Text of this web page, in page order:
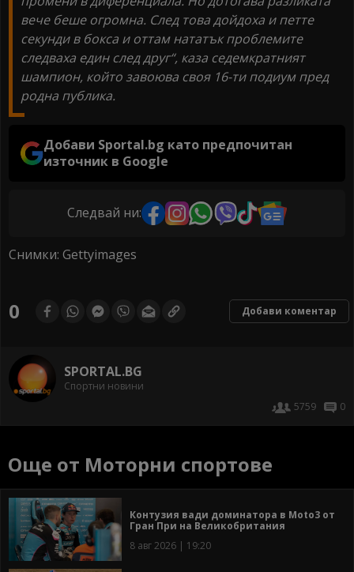
вече беше огромна. След това дойдоха и петте
секунди в бокса и оттам нататък проблемите
следваха един след друг“, каза седемкратният
шампион, който завоюва своя 16-ти подиум пред
родна публика.
Добави Sportal.bg като предпочитан
източник в Google
Следвай ни:
Снимки: Gettyimages
0 Добави коментар
SPORTAL.BG
Спортни новини
5759
0
Още от Моторни спортове
Контузия вади доминатора в Moto3 от
Гран При на Великобритания
8 авг 2026 | 19:20